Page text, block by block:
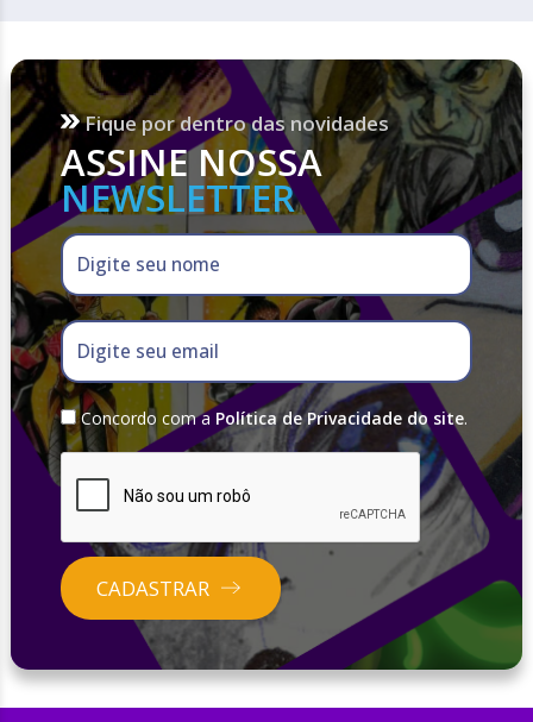
Fique por dentro das novidades
ASSINE NOSSA
NEWSLETTER
Digite seu nome
Digite seu email
Concordo com a Política de Privacidade do site.
CADASTRAR